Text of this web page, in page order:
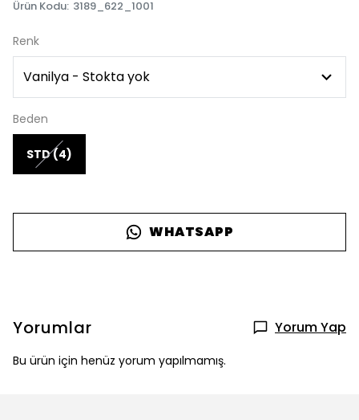
Ürün Kodu: 3189_622_1001
Renk
Beden
STD (4)
WHATSAPP
Yorumlar Yorum Yap
Bu ürün için henüz yorum yapılmamış.